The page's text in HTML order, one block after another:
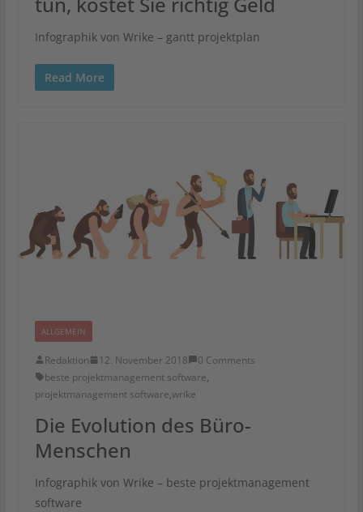
Infographik von Wrike – gantt projektplan
Read More
ALLGEMEIN
Redaktion 12. November 2018
0 Comments
beste projektmanagement software,
projektmanagement software,wrike
Die Evolution des Büro-
Menschen
Infographik von Wrike – beste projektmanagement
software